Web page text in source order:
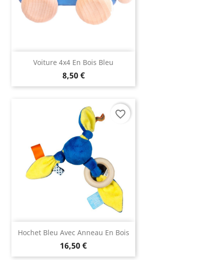
Voiture 4x4 En Bois Bleu
8,50 €
Hochet Bleu Avec Anneau En Bois
16,50 €
favorite_border